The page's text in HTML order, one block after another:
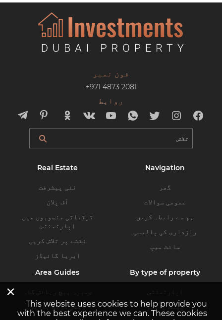
فون نمبر
+971 4873 2081
روابط
Navigation
گھر
عمومی سوالات
ہم سے رابطہ کریں
رازداری کی پالیسی
سائٹ میپ
Real Estate
نئی پیشرفت
آف پلان
ترقیاتی منصوبوں میں
اپارٹمنٹس
نقشے پر تلاش کریں
ایریا گائیڈز
By type of property
اپارٹمنٹس
پینٹ ہاوسز
Area Guides
جمیرہ بیچ رہائش گاہ
دبئی کریک ہاربر
×
This website uses cookies to help provide you
with the best experience we can. These cookies